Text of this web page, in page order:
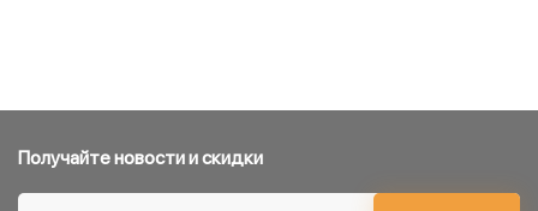
Получайте новости и скидки